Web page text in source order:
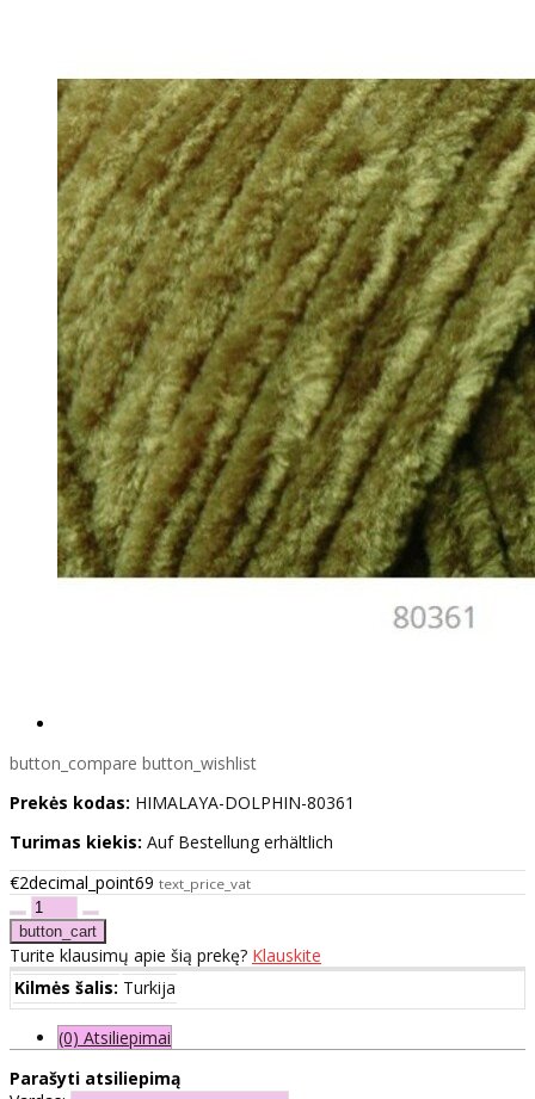
button_compare button_wishlist
Prekės kodas: HIMALAYA-DOLPHIN-80361
Turimas kiekis: Auf Bestellung erhältlich
€2decimal_point69 text_price_vat
Turite klausimų apie šią prekę? Klauskite
Kilmės šalis: Turkija
(0) Atsiliepimai
Parašyti atsiliepimą